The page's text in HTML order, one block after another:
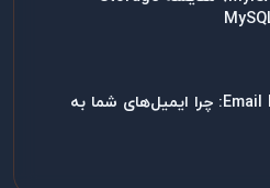
Email Deliverability: چرا ایمیل‌های شما به